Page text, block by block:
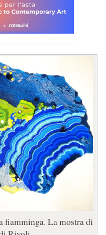
fiamminga. La mostra di